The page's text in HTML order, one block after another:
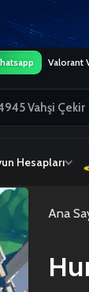
Valorant
Hesapları
Ana